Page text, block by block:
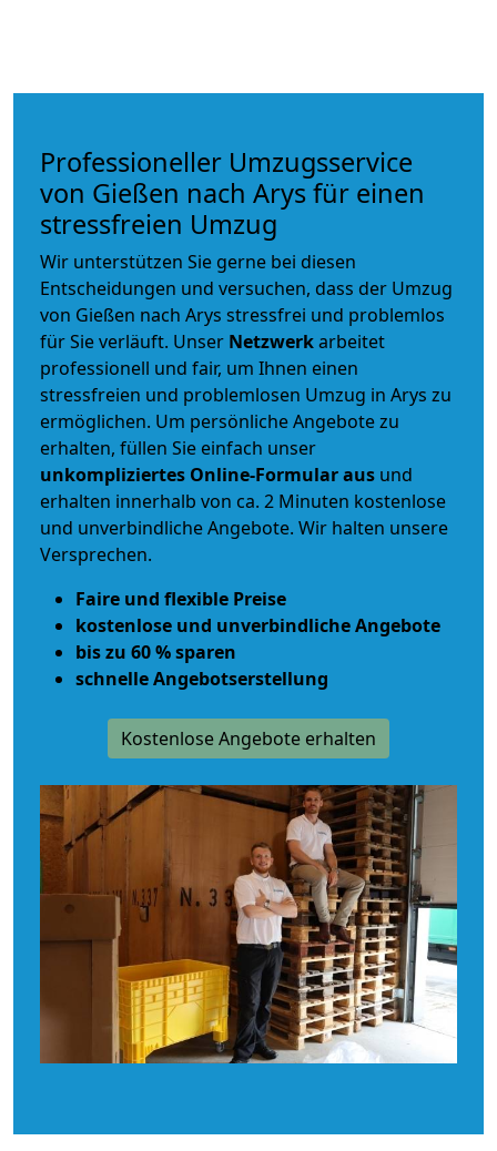
Professioneller Umzugsservice
von Gießen nach Arys für einen
stressfreien Umzug
Wir unterstützen Sie gerne bei diesen
Entscheidungen und versuchen, dass der Umzug
von Gießen nach Arys stressfrei und problemlos
für Sie verläuft. Unser Netzwerkarbeitet
professionell und fair, um Ihnen einen
stressfreien und problemlosen Umzug in Arys zu
ermöglichen. Um persönliche Angebote zu
erhalten, füllen Sie einfach unser
unkompliziertes Online-Formular aus und
erhalten innerhalb von ca. 2 Minuten kostenlose
und unverbindliche Angebote. Wir halten unsere
Versprechen.
Faire und flexible Preise
kostenlose und unverbindliche Angebote
bis zu 60 % sparen
schnelle Angebotserstellung
Kostenlose Angebote erhalten